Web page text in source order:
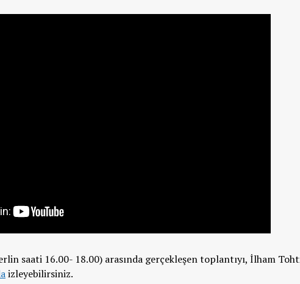
saati 16.00- 18.00) arasında gerçekleşen toplantıyı, İlham
izleyebilirsiniz.